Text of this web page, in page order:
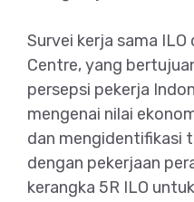
Survei kerja sama
Centre, yang
persepsi pekerja
mengenai nilai
dan mengidentifikasi
dengan pekerjaan
kerangka 5R ILO